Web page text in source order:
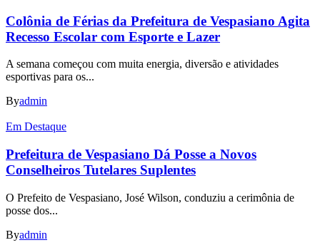
Colônia de Férias da Prefeitura de Vespasiano Agita
Recesso Escolar com Esporte e Lazer
A semana começou com muita energia, diversão e atividades
esportivas para os...
Byadmin
Em Destaque
Prefeitura de Vespasiano Dá Posse a Novos
Conselheiros Tutelares Suplentes
O Prefeito de Vespasiano, José Wilson, conduziu a cerimônia de
posse dos...
Byadmin